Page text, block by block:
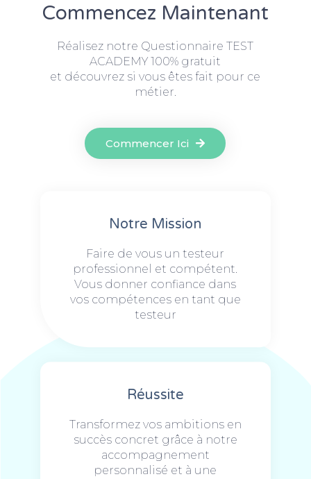
Notre Mission
Faire de vous un testeur
professionnel et compétent.
Vous donner confiance dans
vos compétences en tant que
testeur
Réussite
Transformez vos ambitions en
succès concret grâce à notre
accompagnement
personnalisé et à une
Commencez Maintenant
Réalisez notre Questionnaire TEST
ACADEMY 100% gratuit
et découvrez si vous êtes fait pour ce
métier.
Commencer Ici